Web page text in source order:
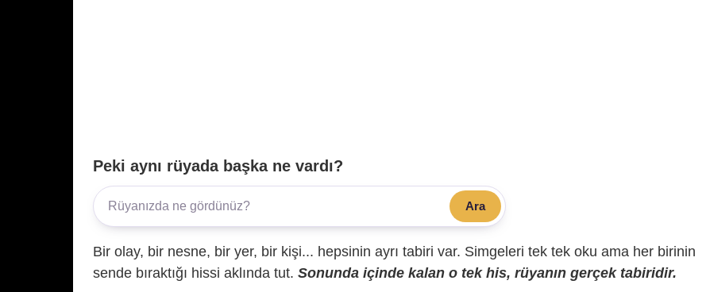
Peki aynı rüyada başka ne vardı?
Ara
Bir olay, bir nesne, bir yer, bir kişi... hepsinin ayrı tabiri var. Simgeleri tek tek oku ama her birinin
sende bıraktığı hissi aklında tut. Sonunda içinde kalan o tek his, rüyanın gerçek tabiridir.